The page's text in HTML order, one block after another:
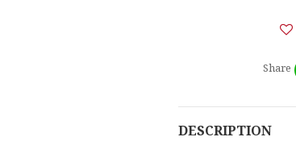
Share
DESCRIPTION